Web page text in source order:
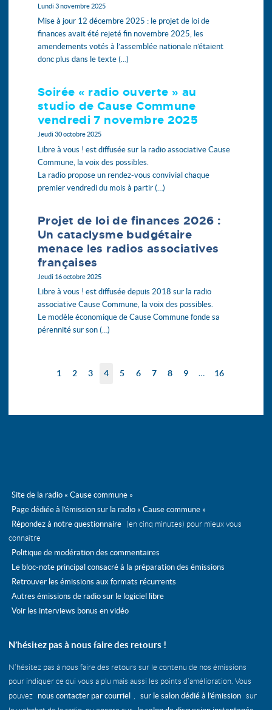
Lundi 3 novembre 2025
Mise à jour 12 décembre 2025 : le projet de loi de
finances avait été rejeté fin novembre 2025, les
amendements votés à l’assemblée nationale n’étaient
donc plus dans le texte (…)
Soirée « radio ouverte » au
studio de Cause Commune
vendredi 7 novembre 2025
Jeudi 30 octobre 2025
Libre à vous ! est diffusée sur la radio associative Cause
Commune, la voix des possibles.
La radio propose un rendez-vous convivial chaque
premier vendredi du mois à partir (…)
Projet de loi de finances 2026 :
Un cataclysme budgétaire
menace les radios associatives
françaises
Jeudi 16 octobre 2025
Libre à vous ! est diffusée depuis 2018 sur la radio
associative Cause Commune, la voix des possibles.
Le modèle économique de Cause Commune fonde sa
pérennité sur son (…)
1 2 3 4 5 6 7 8 9 … 16
Site de la radio « Cause commune »
Page dédiée à l’émission sur la radio « Cause commune »
Répondez à notre questionnaire
(en cinq minutes) pour mieux vous
connaître
Politique de modération des commentaires
Le bloc-note principal consacré à la préparation des émissions
Retrouver les émissions aux formats récurrents
Autres émissions de radio sur le logiciel libre
Voir les interviews bonus en vidéo
N’hésitez pas à nous faire des retours !
N’hésitez pas à nous faire des retours sur le contenu de nos émissions
pour indiquer ce qui vous a plu mais aussi les points d’amélioration. Vous
pouvez
nous contacter par courriel , sur le salon dédié à l’émission sur